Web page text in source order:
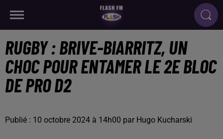
RUGBY : BRIVE-BIARRITZ, UN
CHOC POUR ENTAMER LE 2E BLOC
DE PRO D2
Publié : 10 octobre 2024 à 14h00 par Hugo Kucharski